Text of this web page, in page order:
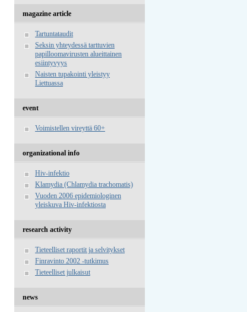
magazine article
Tartuntataudit
Seksin yhteydessä tarttuvien
papilloomavirusten alueittainen
esiintyvyys
Naisten tupakointi yleistyy
Liettuassa
event
Voimistellen vireyttä 60+
organizational info
Hiv-infektio
Klamydia (Chlamydia trachomatis)
Vuoden 2006 epidemiologinen
yleiskuva Hiv-infektiosta
research activity
Tieteelliset raportit ja selvitykset
Finravinto 2002 -tutkimus
Tieteelliset julkaisut
news